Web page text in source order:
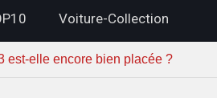
Voiture-Collection
est-elle encore bien placée ?